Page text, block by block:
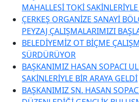
MAHALLESİ TOKİ
ÇERKEŞ ORGANİZE SANAYİ
PEYZAJ ÇALIŞMALARIMIZI
BELEDİYEMİZ OT BİÇME
SÜRDÜRÜYOR
BAŞKANIMIZ HASAN SOPACI
SAKİNLERİYLE BİR ARAYA GELDİ
BAŞKANIMIZ SN. HASAN